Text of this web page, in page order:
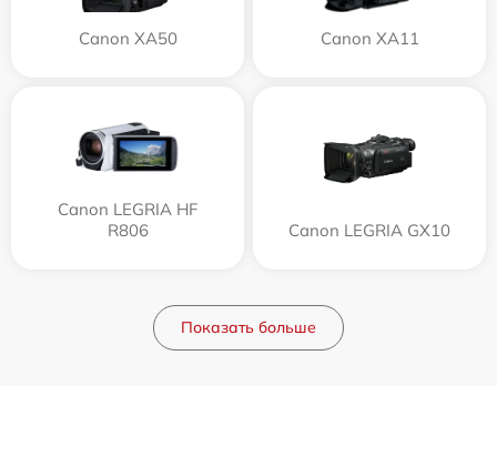
Canon XA50 Canon XA11
Canon LEGRIA HF
R806
Canon LEGRIA GX10
Показать больше